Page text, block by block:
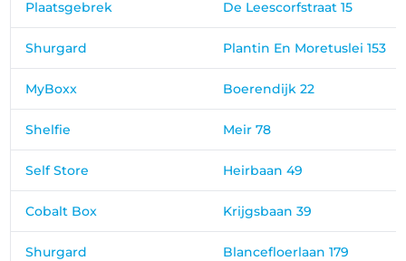
Plaatsgebrek De Leescorfstraat 15
Shurgard Plantin En Moretuslei 153
MyBoxx Boerendijk 22
Shelfie Meir 78
Self Store Heirbaan 49
Cobalt Box Krijgsbaan 39
Shurgard Blancefloerlaan 179